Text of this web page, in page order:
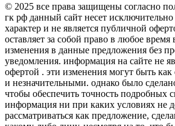
© 2025 все права защищены согласно
гк рф данный сайт несет
характер и не является публичной
оставляет за собой право в любое время
изменения в данные предложения без
уведомления. информация на сайте не
офертой . эти изменения могут быть
и незначительными. однако было
чтобы обеспечить точность подробных
информация ни при каких условиях не
рассматриваться как предложение,